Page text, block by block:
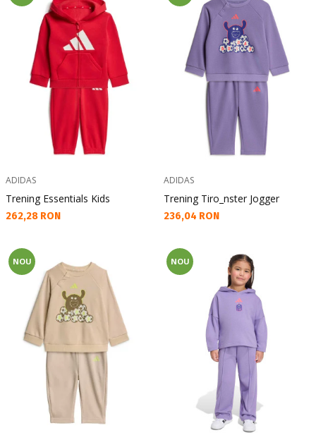
ADIDAS
Trening Essentials Kids
Текуща цена:
262,28 RON
ADIDAS
Trening Tiro_nster Jogger
Текуща цена:
236,04 RON
NOU NOU